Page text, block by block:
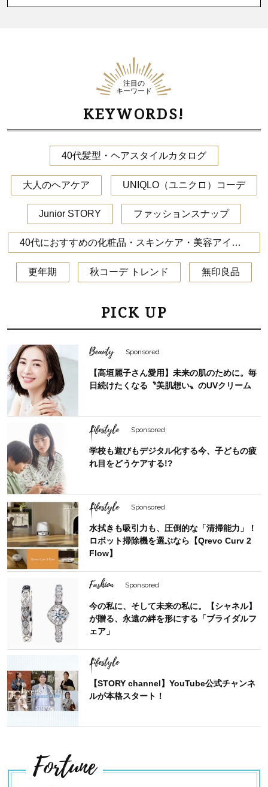
注目の
キーワード
KEYWORDS!
40代髪型・ヘアスタイルカタログ
大人のヘアケア UNIQLO（ユニクロ）コーデ
Junior STORY ファッションスナップ
40代におすすめの化粧品・スキンケア・美容アイテム
更年期 秋コーデ トレンド 無印良品
PICK UP
Beauty Sponsored
【高垣麗子さん愛用】未来の肌のために。毎
日続けたくなる〝美肌想い〟のUVクリーム
Lifestyle Sponsored
学校も遊びもデジタル化する今、子どもの疲
れ目をどうケアする!?
Lifestyle Sponsored
水拭きも吸引力も、圧倒的な「清掃能力」！
ロボット掃除機を選ぶなら【Qrevo Curv 2
Flow】
Fashion Sponsored
今の私に、そして未来の私に。【シャネル】
が贈る、永遠の絆を形にする「ブライダルフ
ェア」
Lifestyle
【STORY channel】YouTube公式チャンネ
ルが本格スタート！
Fortune